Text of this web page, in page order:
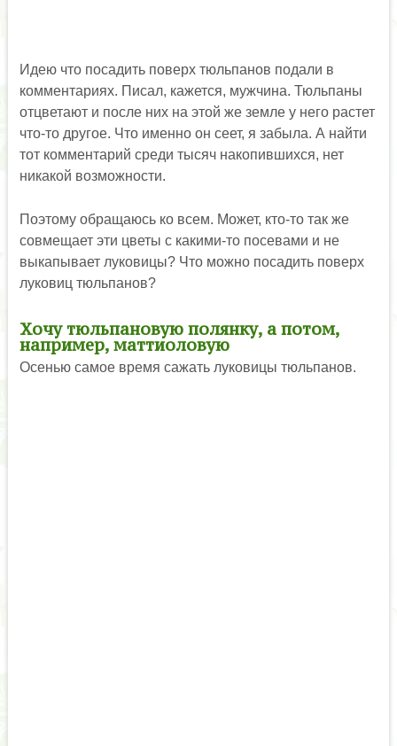
Идею что посадить поверх тюльпанов подали в
комментариях. Писал, кажется, мужчина. Тюльпаны
отцветают и после них на этой же земле у него растет
что-то другое. Что именно он сеет, я забыла. А найти
тот комментарий среди тысяч накопившихся, нет
никакой возможности.
Поэтому обращаюсь ко всем. Может, кто-то так же
совмещает эти цветы с какими-то посевами и не
выкапывает луковицы? Что можно посадить поверх
луковиц тюльпанов?
Хочу тюльпановую полянку, а потом,
например, маттиоловую
Осенью самое время сажать луковицы тюльпанов.